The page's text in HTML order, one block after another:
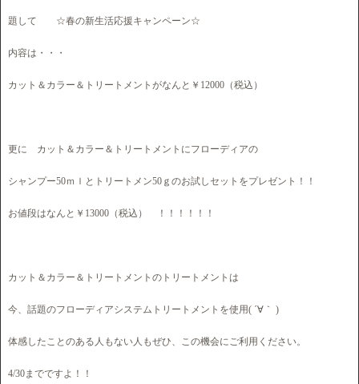
題して ☆春の新生活応援キャンペーン☆
内容は・・・
カット＆カラー＆トリートメントがなんと￥12000（税込）
更に カット＆カラー＆トリートメントにフローディアの
シャンプー50ｍｌとトリートメン50ｇのお試しセットをプレゼント！！
お値段はなんと￥13000（税込） ！！！！！！
カット＆カラー＆トリートメントのトリートメントは
今、話題のフローディアシステムトリートメントを使用( ´∀｀ )
体感したことのある人もない人もぜひ、この機会にご利用ください。
4/30までですよ！！